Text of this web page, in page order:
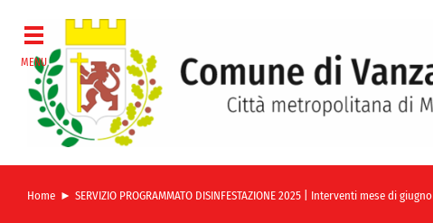
contenuto
Home SERVIZIO PROGRAMMATO DISINFESTAZIONE 2025 | Interventi mese di giugno